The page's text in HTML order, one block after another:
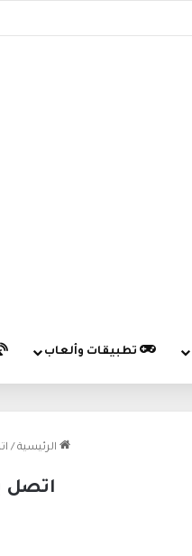
تطبيقات وألعاب
الرئيسية /
اتصل